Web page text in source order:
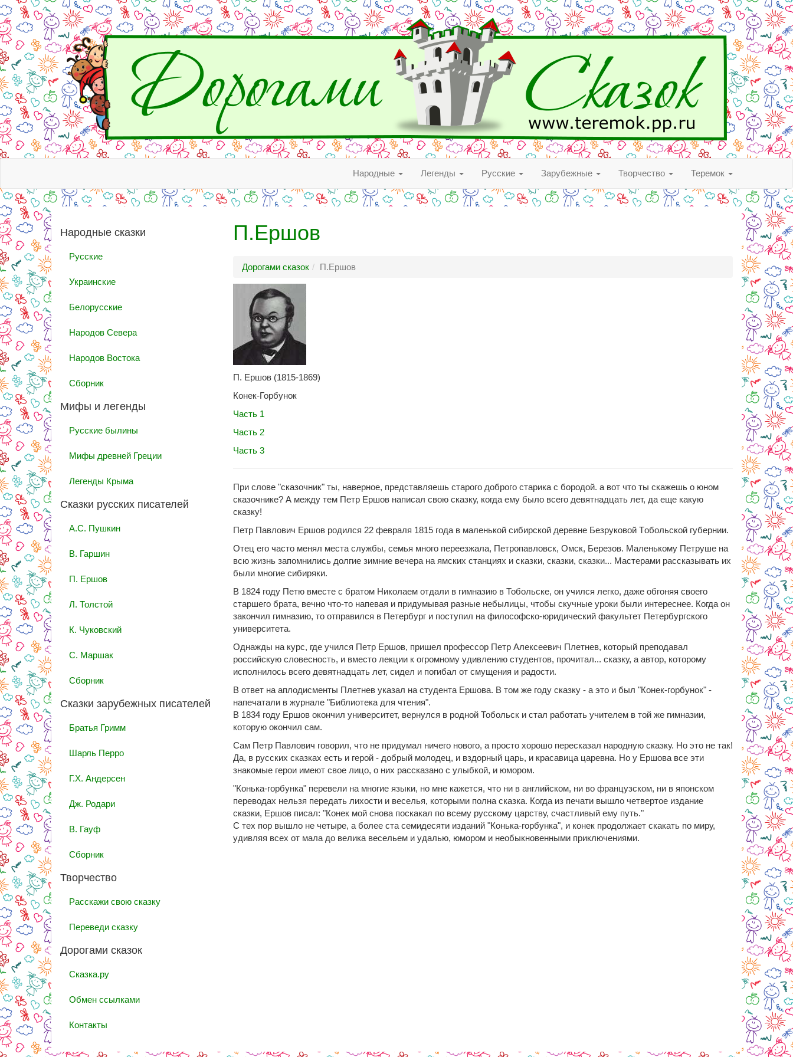
Народные Легенды Русские Зарубежные Творчество Теремок
Народные сказки
Русские
Украинские
Белорусские
Народов Севера
Народов Востока
Сборник
Мифы и легенды
Русские былины
Мифы древней Греции
Легенды Крыма
Сказки русских писателей
А.С. Пушкин
В. Гаршин
П. Ершов
Л. Толстой
К. Чуковский
С. Маршак
Сборник
Сказки зарубежных писателей
Братья Гримм
Шарль Перро
Г.Х. Андерсен
Дж. Родари
В. Гауф
Сборник
Творчество
Расскажи свою сказку
Переведи сказку
Дорогами сказок
Сказка.ру
Обмен ссылками
Контакты
П.Ершов
Дорогами сказок П.Ершов
П. Ершов (1815-1869)
Конек-Горбунок
Часть 1
Часть 2
Часть 3
При слове "сказочник" ты, наверное, представляешь старого доброго старика с бородой. а вот что ты скажешь о юном
сказочнике? А между тем Петр Ершов написал свою сказку, когда ему было всего девятнадцать лет, да еще какую
сказку!
Петр Павлович Ершов родился 22 февраля 1815 года в маленькой сибирской деревне Безруковой Tобольской губернии.
Отец его часто менял места службы, семья много переезжала, Петропавловск, Омск, Березов. Маленькому Петруше на
всю жизнь запомнились долгие зимние вечера на ямскиx станциях и сказки, сказки, сказки... Мастерами рассказывать их
были многие сибиряки.
В 1824 году Петю вместе с братом Николаем отдали в гимназию в Тобольске, он учился легко, даже обгоняя своего
старшего брата, вечно что-то напевая и придумывая разные небылицы, чтобы скучные уроки были интереснее. Когда он
закончил гимназию, то отправился в Петербург и поступил на философско-юридический факультет Петербургского
университета.
Однажды на курс, где учился Петр Ершов, пришел профессор Петр Алексеевич Плетнев, который преподавал
российскую словесность, и вместо лекции к огромному удивлению студентов, прочитал... сказку, а автор, которому
исполнилось всего девятнадцать лет, сидел и погибал от смущения и радости.
В ответ на аплодисменты Плетнев указал на студента Ершова. В том же году сказку - а это и был "Конек-горбунок" -
напечатали в журнале "Библиотека для чтения".
В 1834 году Ершов окончил университет, вернулся в родной Тобольск и стал работать учителем в той же гимназии,
которую окончил сам.
Сам Петр Павлович говорил, что не придумал ничего нового, а просто хорошо пересказал народную сказку. Но это не так!
Да, в русских сказках есть и герой - добрый молодец, и вздорный царь, и красавица царевна. Но у Ершова все эти
знакомые герои имеют свое лицо, о них рассказано с улыбкой, и юмором.
"Конька-горбунка" перевели на многие языки, но мне кажется, что ни в английском, ни во французском, ни в японском
переводах нельзя передать лихости и веселья, которыми полна сказка. Когда из печати вышло четвертое издание
сказки, Ершов писал: "Конек мой снова поскакал по всему русскому царству, счастливый ему путь."
С тех пор вышло не четыре, а более ста семидесяти изданий "Конька-горбунка", и конек продолжает скакать по миру,
удивляя всех от мала до велика весельем и удалью, юмором и необыкновенными приключениями.